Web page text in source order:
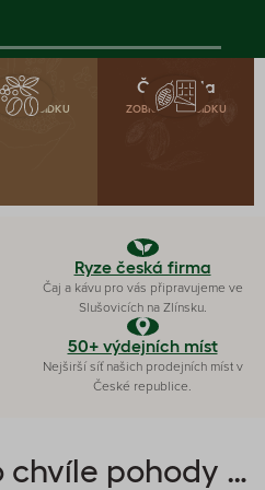
Káva
NABÍDKU
Čokoláda
ZOBRAZIT NABÍDKU
Ryze česká firma
Čaj a kávu pro vás připravujeme ve
Slušovicích na Zlínsku.
50+ výdejních míst
Nejširší síť našich prodejních míst v
České republice.
chvíle pohody …